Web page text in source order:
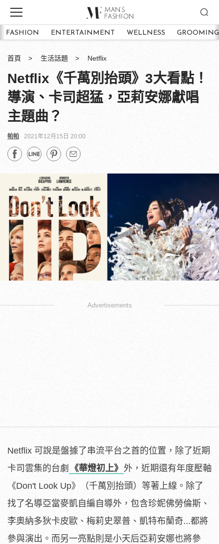
FASHION ENTERTAINMENT WELLNESS GROOMING
首頁 生活話題 Netflix
Netflix《千萬別抬頭》3大看點！
導演、卡司超猛，亞莉安娜獻唱
主題曲？
帕帕 2021年12月15日 20:00
Advertisements
Netflix 可說是盤據了串流平台之首的位置，除了近期
卡司雲集的台劇
《華燈初上》 外，近期還有年度壓軸
《Don't Look Up》（千萬別抬頭）等著上線。除了
找了名導亞當麥凱自編自導外，包含珍妮佛勞倫斯、
李奧納多狄卡皮歐、梅莉史翠普、凱特布蘭奇...都將
參與演出。而另一亮點則是小天后亞莉安娜也將參